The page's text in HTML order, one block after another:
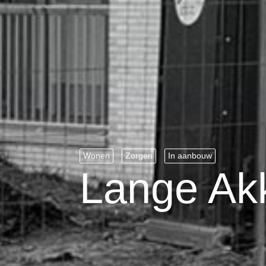
Wonen Zorgen In aanbouw
Lange